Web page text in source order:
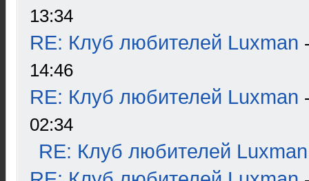
13:34
RE: Клуб любителей Luxman
14:46
RE: Клуб любителей Luxman
02:34
RE: Клуб любителей Luxman